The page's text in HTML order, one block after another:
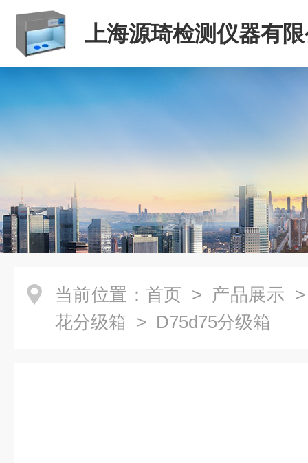
上海源琦检测仪器有
当前位置： 首页 > 产品展示
花分级箱 > D75d75分级箱